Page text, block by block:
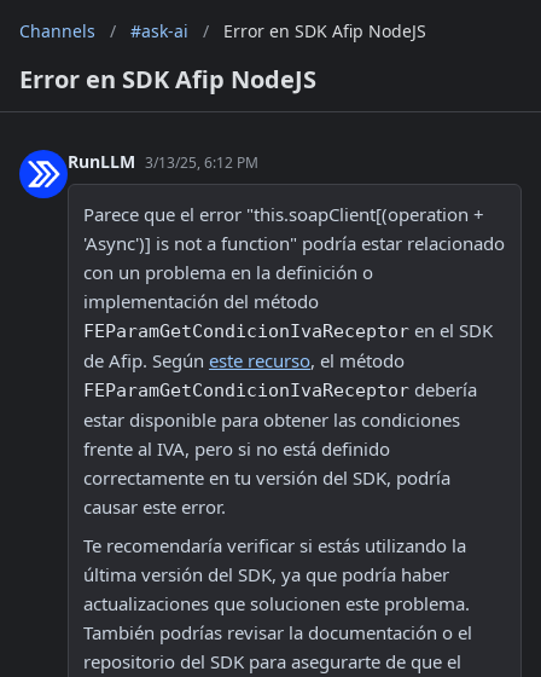
Channels / #ask-ai / Error en SDK Afip NodeJS
Error en SDK Afip NodeJS
RunLLM 3/13/25, 6:12 PM
Parece que el error "this.soapClient[(operation +
'Async')] is not a function" podría estar relacionado
con un problema en la definición o
FEParamGetCondicionIvaReceptor en el SDK
de Afip. Según este recurso
FEParamGetCondicionIvaReceptor debería
estar disponible para obtener las condiciones
frente al IVA, pero si no está definido
correctamente en tu versión del SDK, podría
causar este error.
Te recomendaría verificar si estás utilizando la
última versión del SDK, ya que podría haber
actualizaciones que solucionen este problema.
También podrías revisar la documentación o el
repositorio del SDK para asegurarte de que el